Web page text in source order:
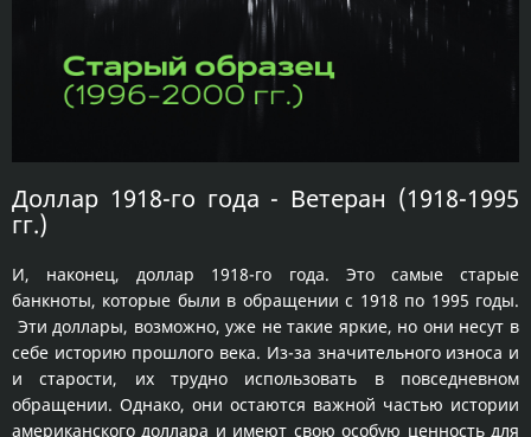
Доллар 1918-го года - Ветеран (1918-1995
гг.)
И, наконец, доллар 1918-го года. Это самые старые
банкноты, которые были в обращении с 1918 по 1995 годы.
Эти доллары, возможно, уже не такие яркие, но они несут в
себе историю прошлого века. Из-за значительного износа и
и старости, их трудно использовать в повседневном
обращении. Однако, они остаются важной частью истории
американского доллара и имеют свою особую ценность для